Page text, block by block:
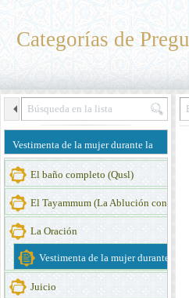
Categorías de
Vestimenta de la mujer durante la
oraciónEl baño completo (Qusl)
El Tayammum (La Ablución con tierra)
La Oración
Vestimenta de la mujer durante la
Juicio